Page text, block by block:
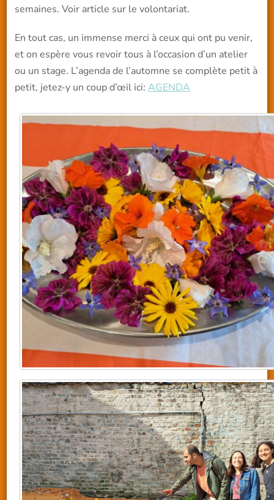
semaines. Voir article sur le volontariat.
En tout cas, un immense merci à ceux qui ont pu venir,
et on espère vous revoir tous à l’occasion d’un atelier
ou un stage. L’agenda de l’automne se complète petit à
petit, jetez-y un coup d’œil ici: AGENDA